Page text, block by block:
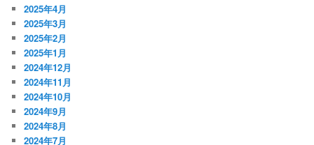
2025年4月
2025年3月
2025年2月
2025年1月
2024年12月
2024年11月
2024年10月
2024年9月
2024年8月
2024年7月